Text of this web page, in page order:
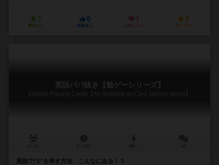
7
興味あり
0
経験あり
1
お気に入り
5
持ってる
英語ババ抜き【勉ゲーシリーズ】
English Playing Cards【All Subjects as Card Games series】
英語で“1”を表す方法、こんなにある！？